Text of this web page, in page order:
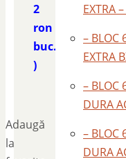
2
ron
buc.
)
Adaugă
la
EXTRA
– BLOC
EXTRA
– BLOC
DURA
– BLOC
DURA